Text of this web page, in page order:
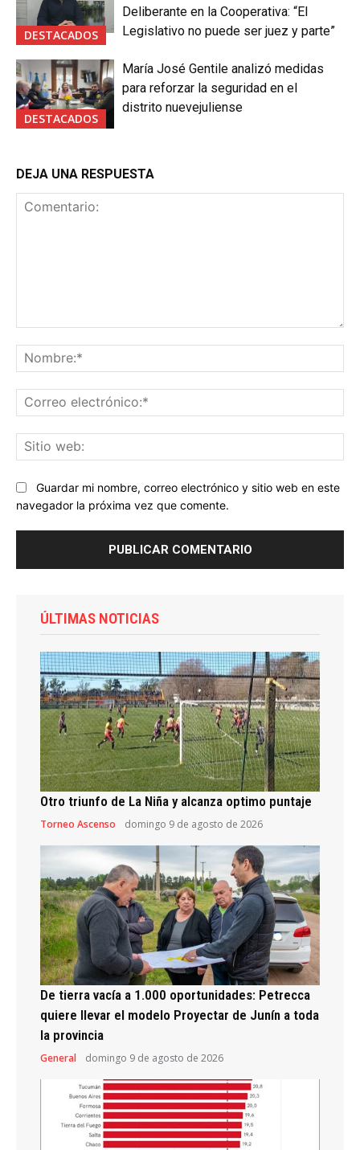
DESTACADOS
Deliberante en la Cooperativa: “El
Legislativo no puede ser juez y parte”
DESTACADOS
María José Gentile analizó medidas
para reforzar la seguridad en el
distrito nuevejuliense
DEJA UNA RESPUESTA
Guardar mi nombre, correo electrónico y sitio web en este
navegador la próxima vez que comente.
ÚLTIMAS NOTICIAS
Otro triunfo de La Niña y alcanza optimo puntaje
Torneo Ascenso domingo 9 de agosto de 2026
De tierra vacía a 1.000 oportunidades: Petrecca
quiere llevar el modelo Proyectar de Junín a toda
la provincia
General domingo 9 de agosto de 2026